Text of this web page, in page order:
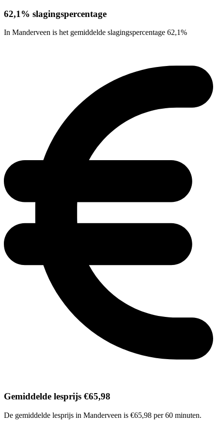
62,1% slagingspercentage
In Manderveen is het gemiddelde slagingspercentage 62,1%
Gemiddelde lesprijs €65,98
De gemiddelde lesprijs in Manderveen is €65,98 per 60 minuten.